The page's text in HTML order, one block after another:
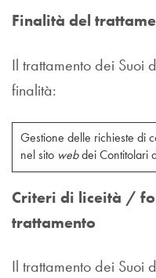
Finalità del
Il trattamento dei Suoi
finalità:
Gestione delle richieste di
nel sito webdei Contitolari
Criteri di liceità /
trattamento
Il trattamento dei Suoi